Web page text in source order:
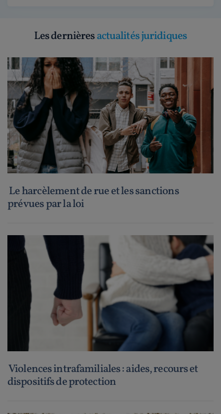
Les dernièresactualités juridiques
Le harcèlement de rue et les sanctions
prévues par la loi
Violences intrafamiliales : aides, recours et
dispositifs de protection